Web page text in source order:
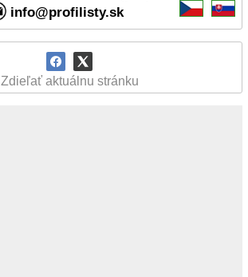
info@profilisty.sk
Zdieľať aktuálnu stránku